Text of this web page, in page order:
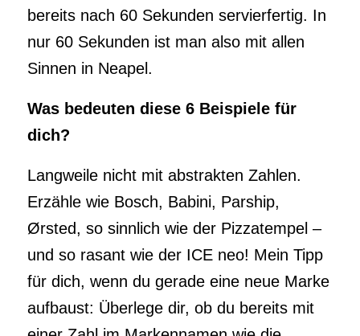
bereits nach 60 Sekunden servierfertig. In
nur 60 Sekunden ist man also mit allen
Sinnen in Neapel.
Was bedeuten diese 6 Beispiele für
dich?
Langweile nicht mit abstrakten Zahlen.
Erzähle wie Bosch, Babini, Parship,
Ørsted, so sinnlich wie der Pizzatempel –
und so rasant wie der ICE neo! Mein Tipp
für dich, wenn du gerade eine neue Marke
aufbaust: Überlege dir, ob du bereits mit